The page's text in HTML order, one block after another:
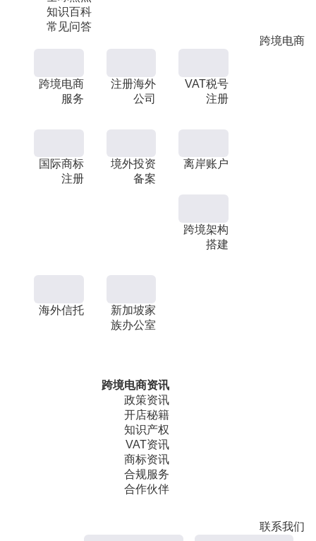
知识百科
常见问答
跨境电商
跨境电商
服务
注册海外
公司
VAT税号
注册
国际商标
注册
境外投资
备案
离岸账户
跨境架构
搭建
海外信托
新加坡家
族办公室
跨境电商资讯
政策资讯
开店秘籍
知识产权
VAT资讯
商标资讯
合规服务
合作伙伴
联系我们